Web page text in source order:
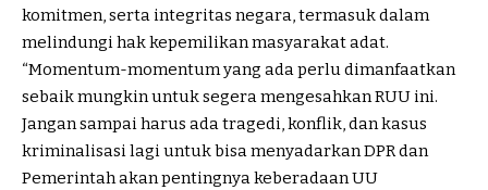
komitmen, serta integritas negara, termasuk dalam
melindungi hak kepemilikan masyarakat adat.
“Momentum-momentum yang ada perlu dimanfaatkan
sebaik mungkin untuk segera mengesahkan RUU ini.
Jangan sampai harus ada tragedi, konflik, dan kasus
kriminalisasi lagi untuk bisa menyadarkan DPR dan
Pemerintah akan pentingnya keberadaan UU